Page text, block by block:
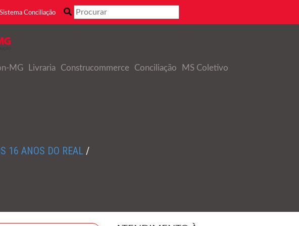
Sistema Conciliação
MG Livraria Construcommerce Conciliação MS Coletivo
16 ANOS DO REAL /